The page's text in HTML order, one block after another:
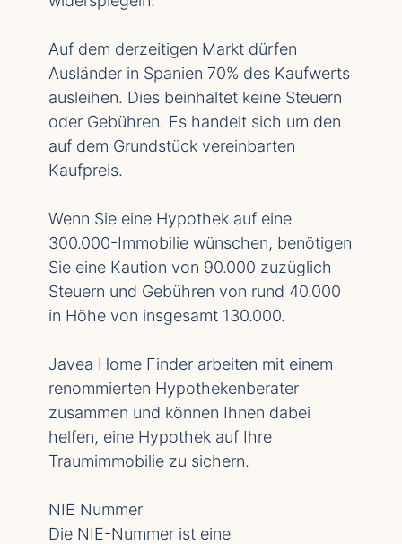
Auf dem derzeitigen Markt dürfen
Ausländer in Spanien 70% des Kaufwerts
ausleihen. Dies beinhaltet keine Steuern
oder Gebühren. Es handelt sich um den
auf dem Grundstück vereinbarten
Kaufpreis.
Wenn Sie eine Hypothek auf eine
300.000-Immobilie wünschen, benötigen
Sie eine Kaution von 90.000 zuzüglich
Steuern und Gebühren von rund 40.000
in Höhe von insgesamt 130.000.
Javea Home Finder arbeiten mit einem
renommierten Hypothekenberater
zusammen und können Ihnen dabei
helfen, eine Hypothek auf Ihre
Traumimmobilie zu sichern.
NIE Nummer
Die NIE-Nummer ist eine